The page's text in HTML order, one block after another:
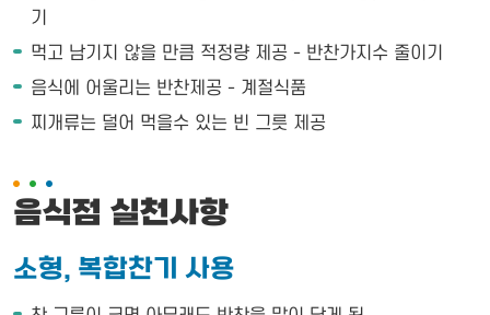
기
먹고 남기지 않을 만큼 적정량 제공 - 반찬가지수 줄이기
음식에 어울리는 반찬제공 - 계절식품
찌개류는 덜어 먹을수 있는 빈 그릇 제공
음식점 실천사항
소형, 복합찬기 사용